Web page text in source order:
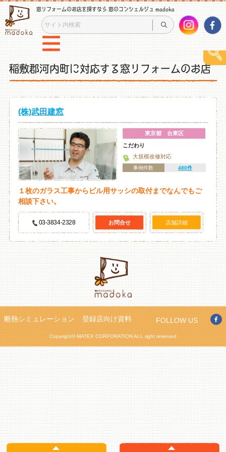
窓リフォームのお店を探すなら 窓のコンシェルジュ madoka
稲敷郡河内町に対応する窓リフォームのお店
(株)武田建窓
東京都 台東区
こだわり
大規模改修対応
事例件数 480件
１枚のガラス工事からビル用サッシの取付までなんでもご
相談下さい。
03-3834-2328 お問合せ 店舗詳細
断熱シミュレーション 登録店向け資料 FOLLOW US
Copyright© MATEX CORPORATION ALL right reserved